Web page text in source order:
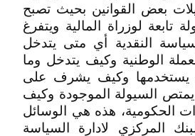
بعض القوانين بحيث تصبح
تابعة لوزراة المالية ويتفرغ
النقدية أي متى يتدخل
الوطنية وكيف يتدخل وما
يستخدمها وكيف يشرف على
يمتص السيولة الموجودة وكيف
الحكومية، هذه هي الوسائل
المركزي لادارة السياسة